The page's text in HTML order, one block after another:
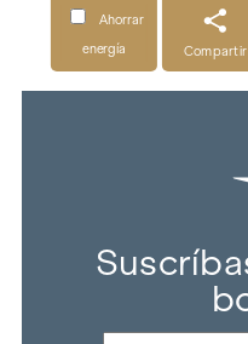
Ahorrar
energía
Compartir